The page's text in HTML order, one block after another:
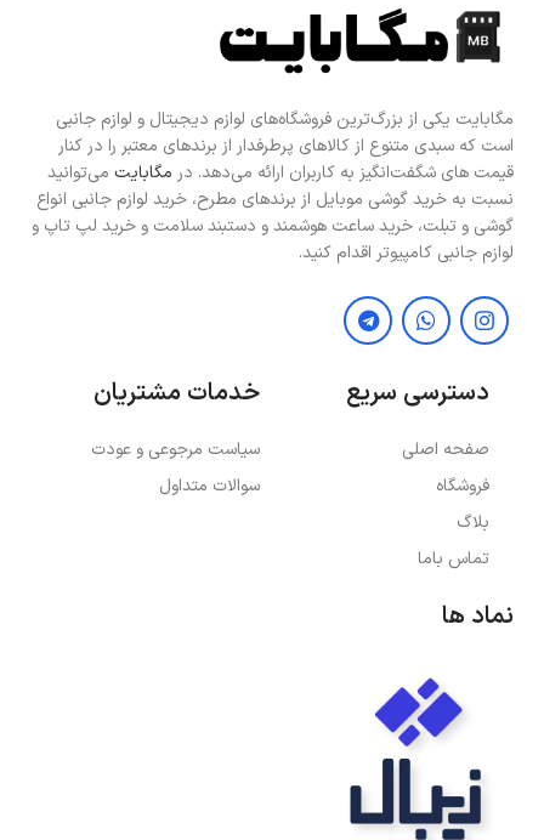
مگابایت یکی از بزرگ‌ترین فروشگاه‌های لوازم دیجیتال و لوازم جانبی
است که سبدی متنوع از کالاهای پرطرفدار از برندهای معتبر را در کنار
قیمت های شگفت‌انگیز به کاربران ارائه می‌دهد. در مگابایت می‌توانید
نسبت به خرید گوشی موبایل از برندهای مطرح، خرید لوازم جانبی انواع
گوشی و تبلت، خرید ساعت هوشمند و دستبند سلامت و خرید لپ تاپ و
لوازم جانبی کامپیوتر اقدام کنید.
دسترسی سریع
صفحه اصلی
فروشگاه
بلاگ
تماس باما
خدمات مشتریان
سیاست مرجوعی و عودت
سوالات متداول
نماد ها